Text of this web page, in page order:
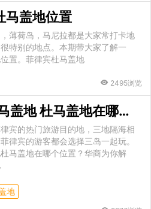
盖地位置
薄荷岛，马尼拉都是大家常打卡地
特别的地点。本期带大家了解一
置。菲律宾杜马盖地
2495浏览
菲律宾马尼拉到杜马盖地 杜马盖地在哪个位置
宾的热门旅游目的地，三地隔海相
律宾的游客都会选择三岛一起玩。
马盖地在哪个位置？华商为你解
地